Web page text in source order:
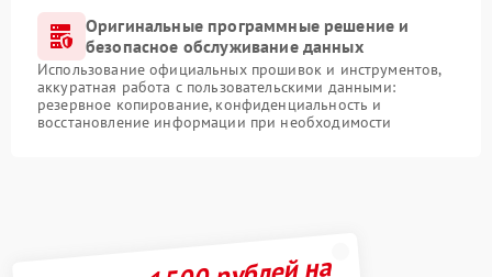
Оригинальные программные решение и
безопасное обслуживание данных
Использование официальных прошивок и инструментов,
аккуратная работа с пользовательскими данными:
резервное копирование, конфиденциальность и
восстановление информации при необходимости